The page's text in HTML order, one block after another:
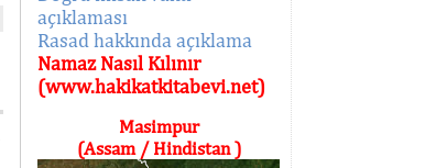
açıklaması
Rasad hakkında açıklama
Namaz Nasıl Kılınır
(www.hakikatkitabevi.net)
Masimpur
(Assam / Hindistan )